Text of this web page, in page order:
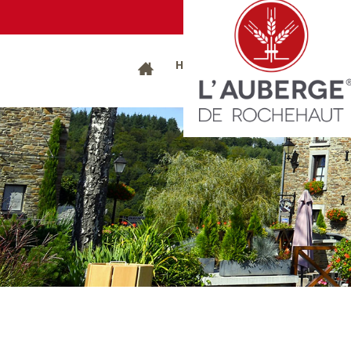
EEN
Hotels Restaurants